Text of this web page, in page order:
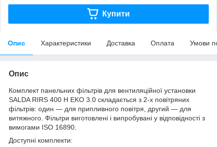
Купити
Опис Характеристики Доставка Оплата Умови
Опис
Комплект панельних фільтрів для вентиляційної установки
SALDA RIRS 400 H EKO 3.0 складається з 2-х повітряних
фільтрів: один — для припливного повітря, другий — для
витяжного. Фільтри виготовлені і випробувані у відповідності з
вимогами ISO 16890.
Доступні комплекти: